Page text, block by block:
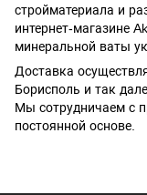
стройматериала и
интернет-магазине
минеральной ваты
Доставка
Борисполь и так
Мы сотрудничаем с
постоянной основе.